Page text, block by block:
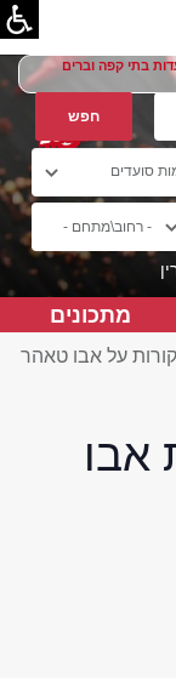
בתי קפה וברים
מתכונים
על אבו טאהר
אבו